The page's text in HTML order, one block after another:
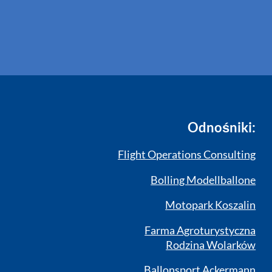
Odnośniki:
Flight Operations Consulting
Bolling Modellballone
Motopark Koszalin
Farma Agroturystyczna
Rodzina Wolarków